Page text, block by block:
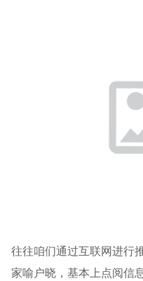
往往咱们通过互联网进行
家喻户晓，基本上点阅信